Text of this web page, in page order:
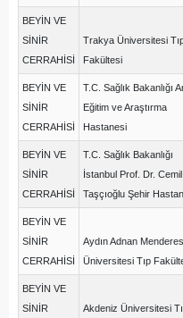
BEYİN VE
SİNİR
CERRAHİSİ
Trakya Üniversitesi
Fakültesi
BEYİN VE
SİNİR
CERRAHİSİ
T.C. Sağlık Bakanlığı
Eğitim ve Araştırma
Hastanesi
BEYİN VE
SİNİR
CERRAHİSİ
T.C. Sağlık Bakanlığı
İstanbul Prof. Dr. Cemil
Taşçıoğlu Şehir
BEYİN VE
SİNİR
CERRAHİSİ
Aydın Adnan Menderes
Üniversitesi Tıp
BEYİN VE
SİNİR
Akdeniz Üniversitesi